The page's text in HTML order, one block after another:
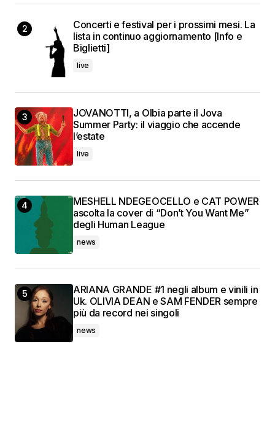
Concerti e festival per i prossimi mesi. La
lista in continuo aggiornamento [Info e
Biglietti]
live
JOVANOTTI, a Olbia parte il Jova
Summer Party: il viaggio che accende
l’estate
live
MESHELL NDEGEOCELLO e CAT POWER
ascolta la cover di “Don’t You Want Me”
degli Human League
news
ARIANA GRANDE #1 negli album e vinili in
Uk. OLIVIA DEAN e SAM FENDER sempre
più da record nei singoli
news